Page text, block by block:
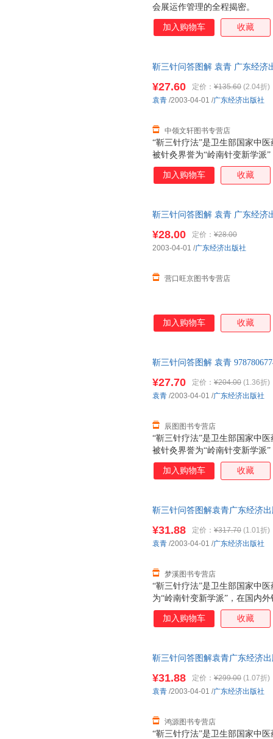
会展运作管理的全程揭密。
加入购物车 收藏
靳三针问答图解 袁青 广东经济
“靳三针疗法”是卫生部国家中
被针灸界誉为“岭南针变新学派
床工作者所崇尚并运用于临床
践和临床教学中我发现，“靳
果能以“靳三针”的理、法、方
¥27.60 定价： ¥135.60 (2.04折)
中领文轩图书专营店
袁青 /2003-04-01 /广东经济出版社
加入购物车 收藏
靳三针问答图解 袁青 广东经济
¥28.00 定价： ¥28.00
营口旺京图书专营店
2003-04-01 /广东经济出版社
加入购物车 收藏
靳三针问答图解 袁青
“靳三针疗法”是卫生部国家中
被针灸界誉为“岭南针变新学派
床工作者所崇尚并运用于临床
践和临床教学中我发现，“靳
果能以“靳三针”的理、法、方
¥27.70 定价： ¥204.00 (1.36折)
辰图图书专营店
袁青 /2003-04-01 /广东经济出版社
加入购物车 收藏
靳三针问答图解袁青广东经济
“靳三针疗法”是卫生部国家中
为“岭南针变新学派”，在国内
崇尚并运用于临床，收到了满
学中我发现，“靳三针疗法”并
针”的理、法、方、针、穴原理
¥31.88 定价： ¥317.70 (1.01折)
梦溪图书专营店
袁青 /2003-04-01 /广东经济出版社
加入购物车 收藏
靳三针问答图解袁青广东经济
“靳三针疗法”是卫生部国家中
¥31.88 定价： ¥299.00 (1.07折)
鸿源图书专营店
袁青 /2003-04-01 /广东经济出版社